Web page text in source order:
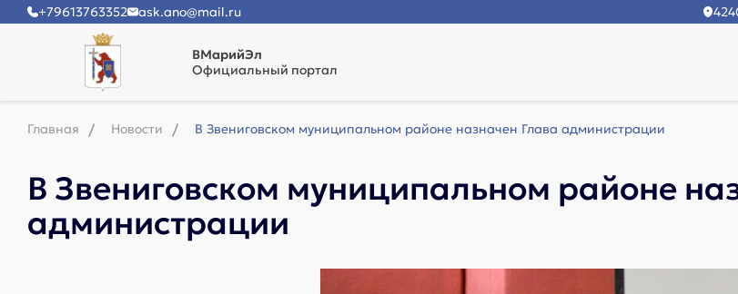
+79613763352 ask.ano@mail.ru
ВМарийЭл
Официальный портал
Главная Новости В Звениговском муниципальном районе назначен Глава администрации
В Звениговском муниципальном районе
администрации